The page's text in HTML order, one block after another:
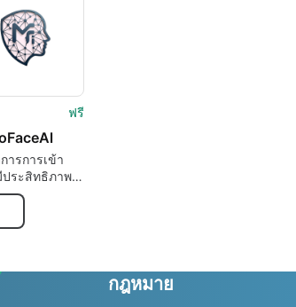
ฟรี
ารการเข้า
ประสิทธิภาพ
กฎหมาย